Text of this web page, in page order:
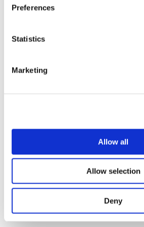
Preferences
Statistics
Marketing
Allow all
Allow selection
Deny